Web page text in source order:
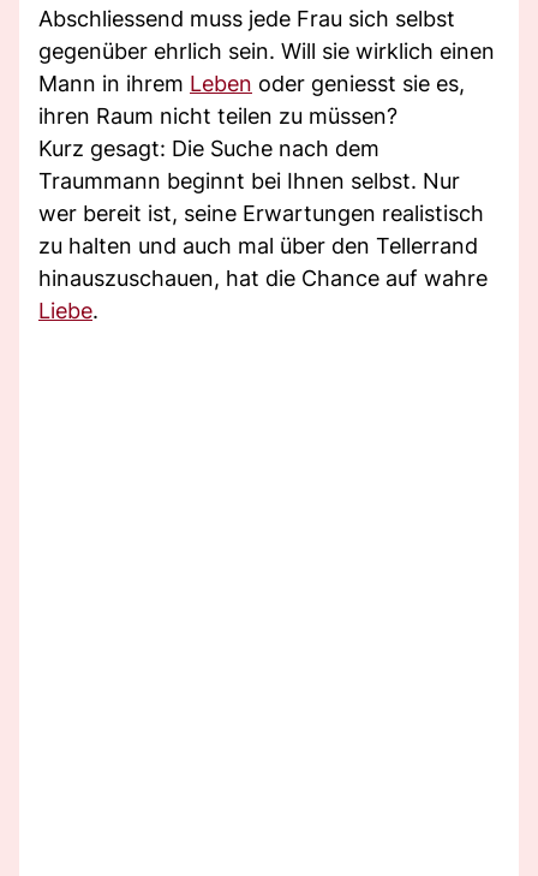
Abschliessend muss jede Frau sich selbst
gegenüber ehrlich sein. Will sie wirklich einen
Mann in ihrem Leben oder geniesst sie es,
ihren Raum nicht teilen zu müssen?
Kurz gesagt: Die Suche nach dem
Traummann beginnt bei Ihnen selbst. Nur
wer bereit ist, seine Erwartungen realistisch
zu halten und auch mal über den Tellerrand
hinauszuschauen, hat die Chance auf wahre
Liebe.